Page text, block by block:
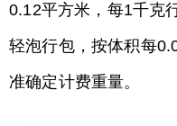
0.12平方米，每1千克
轻泡行包，按体积每
准确定计费重量。